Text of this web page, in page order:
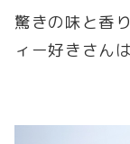
驚きの味と香
ィー好きさん